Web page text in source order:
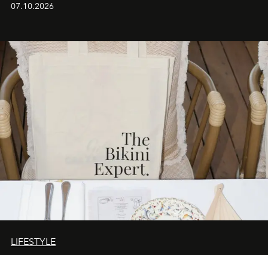
buluşturarak markanın Cavo Tagoo’daki varlığını
sürükleyici ve mevsime özel bir deneyime dönüştürüyor.
07.10.2026
LIFESTYLE